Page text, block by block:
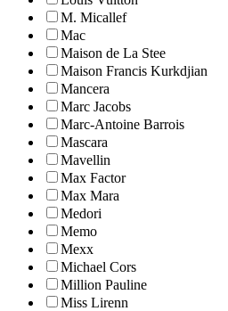
M. Micallef
Mac
Maison de La Stee
Maison Francis Kurkdjian
Mancera
Marc Jacobs
Marc-Antoine Barrois
Mascara
Mavellin
Max Factor
Max Mara
Medori
Memo
Mexx
Michael Cors
Million Pauline
Miss Lirenn